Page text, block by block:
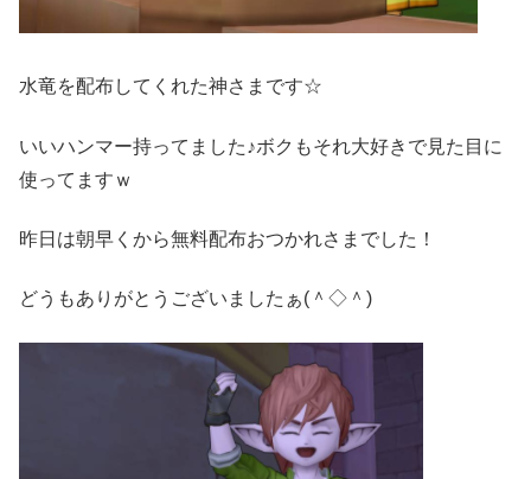
水竜を配布してくれた神さまです☆
いいハンマー持ってました♪ボクもそれ大好きで見た目に
使ってますｗ
昨日は朝早くから無料配布おつかれさまでした！
どうもありがとうございましたぁ(＾◇＾)